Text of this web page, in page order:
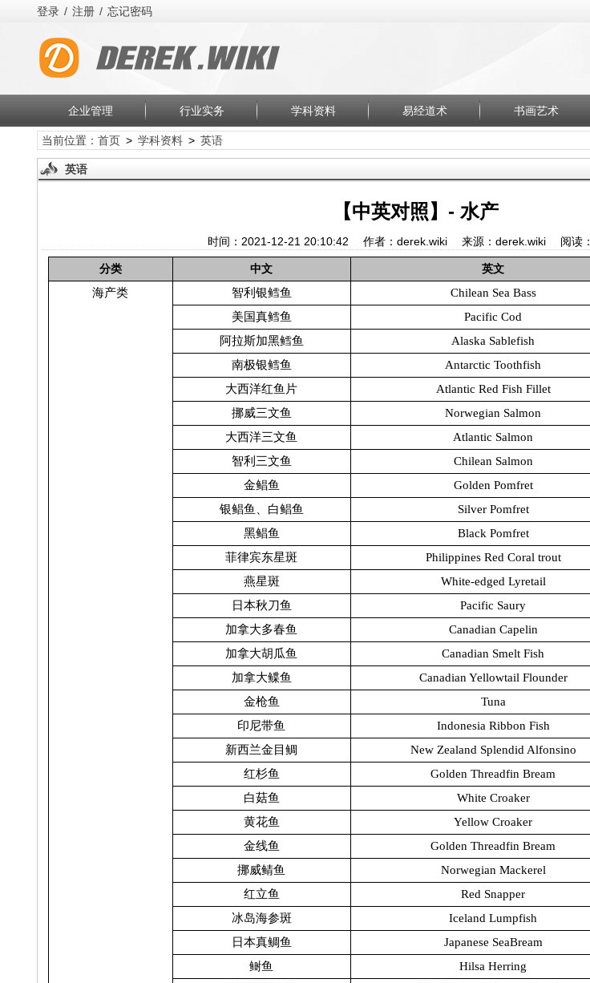
登录 / 注册 / 忘记密码
企业管理 行业实务 学科资料 易经道术 书画艺术
当前位置： 首页> 学科资料> 英语
英语
【中英对照】- 水产
时间：2021-12-21 20:10:42 作者：derek.wiki 来源：derek.wiki 阅读：
分类 中文 英文
海产类 智利银鳕鱼
Chilean Sea Bass
美国真鳕鱼
Pacific Cod
阿拉斯加黑鳕鱼
Alaska Sablefish
南极银鳕鱼
Antarctic Toothfish
大西洋红鱼片
Atlantic Red Fish Fillet
挪威三文鱼
Norwegian Salmon
大西洋三文鱼
Atlantic Salmon
智利三文鱼
Chilean Salmon
金鲳鱼
Golden Pomfret
银鲳鱼、白鲳鱼
Silver Pomfret
黑鲳鱼
Black Pomfret
菲律宾东星斑
Philippines Red Coral trout
燕星斑
White-edged Lyretail
日本秋刀鱼
Pacific Saury
加拿大多春鱼
Canadian Capelin
加拿大胡瓜鱼
Canadian Smelt Fish
加拿大鲽鱼
Canadian Yellowtail Flounder
金枪鱼
Tuna
印尼带鱼
Indonesia Ribbon Fish
新西兰金目鲷
New Zealand Splendid Alfonsino
红杉鱼
Golden Threadfin Bream
白菇鱼
White Croaker
黄花鱼
Yellow Croaker
金线鱼
Golden Threadfin Bream
挪威鲭鱼
Norwegian Mackerel
红立鱼
Red Snapper
冰岛海参斑
Iceland Lumpfish
日本真鲷鱼
Japanese SeaBream
鲥鱼
Hilsa Herring